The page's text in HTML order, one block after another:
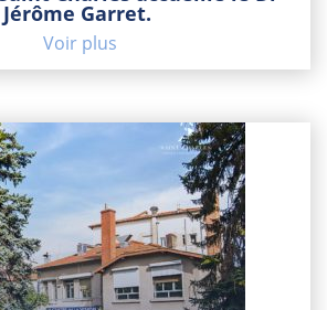
Jérôme Garret.
Voir plus